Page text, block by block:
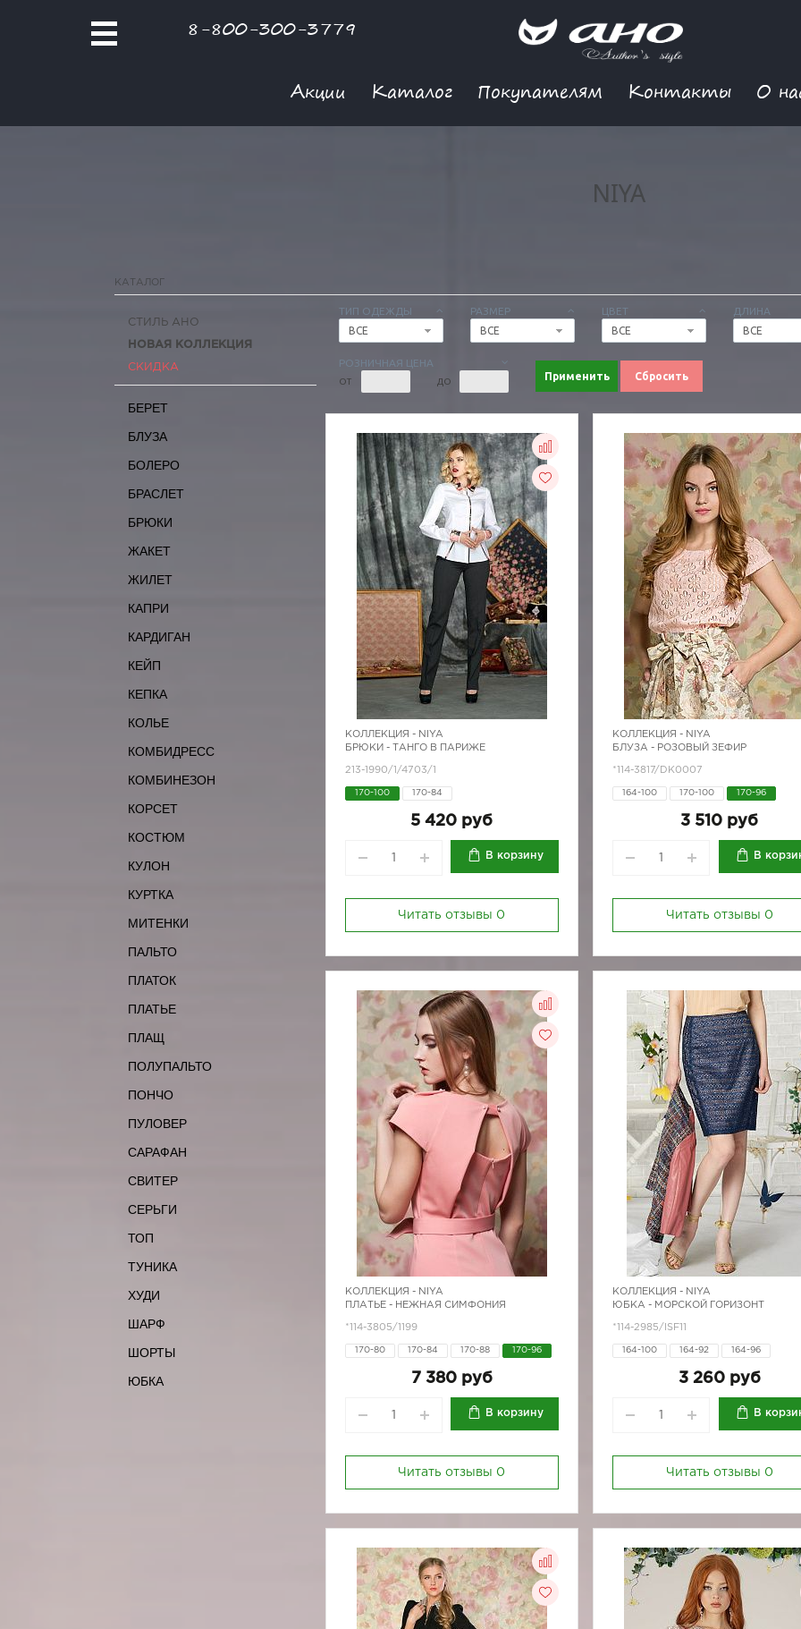
8-800-300-3779
Акции Каталог Покупателям Контакты О
NIYA
КАТАЛОГ
ТИП ОДЕЖДЫ
ВСЕ
РАЗМЕР
ВСЕ
ЦВЕТ
ВСЕ
ДЛИНА
ВСЕ
РОЗНИЧНАЯ ЦЕНА
ОТ ДО Применить Сбросить
СТИЛЬ АНО
НОВАЯ КОЛЛЕКЦИЯ
СКИДКА
БЕРЕТ
БЛУЗА
БОЛЕРО
БРАСЛЕТ
БРЮКИ
ЖАКЕТ
ЖИЛЕТ
КАПРИ
КАРДИГАН
КЕЙП
КЕПКА
КОЛЬЕ
КОМБИДРЕСС
КОМБИНЕЗОН
КОРСЕТ
КОСТЮМ
КУЛОН
КУРТКА
МИТЕНКИ
ПАЛЬТО
ПЛАТОК
ПЛАТЬЕ
ПЛАЩ
ПОЛУПАЛЬТО
ПОНЧО
ПУЛОВЕР
САРАФАН
СВИТЕР
СЕРЬГИ
ТОП
ТУНИКА
ХУДИ
ШАРФ
ШОРТЫ
ЮБКА
КОЛЛЕКЦИЯ - NIYA
БРЮКИ - ТАНГО В ПАРИЖЕ
213-1990/1/4703/1
170-100 170-84
5 420 руб
В корзину
Читать отзывы 0
КОЛЛЕКЦИЯ - NIYA
БЛУЗА - РОЗОВЫЙ ЗЕФИР
*114-3817/DK0007
164-100 170-100 170-96
3 510 руб
В
Читать отзывы 0
КОЛЛЕКЦИЯ - NIYA
ПЛАТЬЕ - НЕЖНАЯ СИМФОНИЯ
*114-3805/1199
170-80 170-84 170-88 170-96
7 380 руб
В корзину
Читать отзывы 0
КОЛЛЕКЦИЯ - NIYA
ЮБКА - МОРСКОЙ ГОРИЗОНТ
*114-2985/ISF11
164-100 164-92 164-96
170-96
3 260 руб
В
Читать отзывы 0